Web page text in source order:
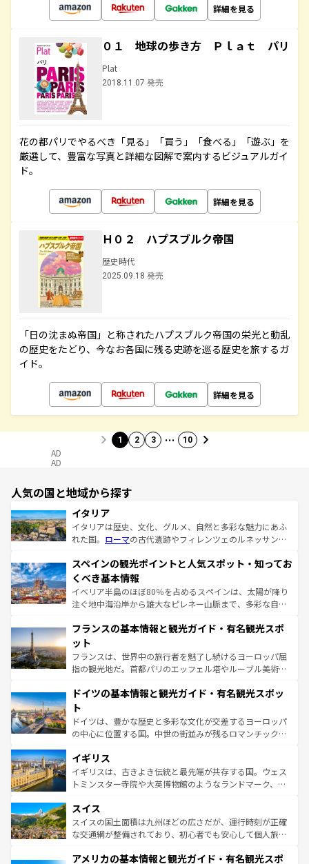
詳細を見る
０１ 地球の歩き方 Ｐｌａｔ パリ
Plat
2018.11.07 発売
花の都パリでやるべき「見る」「買う」「食べる」「遊ぶ」を
厳選して、豊富な写真と詳細な図解で案内するビジュアルガイ
ド。
詳細を見る
Ｈ０２ ハプスブルク帝国
歴史時代
2025.09.18 発売
「日の沈まぬ帝国」と称されたハプスブルク帝国の栄光と動乱
の歴史をたどり、今なお各国に残る史跡を巡る歴史を旅するガ
イド。
詳細を見る
1 2 3 … 10
AD
AD
人気の国と地域から探す
イタリア
イタリアは歴史、文化、グルメ、自然と多彩な魅力にあふ
れた国。 ローマの古代遺跡やフィレンツェのルネッサンス
ろん、トスカーナの美しい田園風景やアマルフィ海岸の絶
景など、自然景観も見逃せない。観光の合間には、本場の
ピザやパスタなど、絶品のイタリア料理を堪能することも
できる。朝目覚めてから夜眠るまで、すべての瞬間を楽し
なお、新着のイタリア情報はコンテンツ一覧を参照してほ
しい。
スペインの観光ポイントと人気スポット・知ってお
くべき基本情報
イベリア半島のほぼ80％を占めるスペインは、太陽が降り
注ぐ地中海沿岸から雄大なピレネー山脈まで、多彩な自然
文化が根付くこの国では、情熱的なフラメンコ、熱気あふ
れる闘牛、そして美味しいタパスが生活の一部となってい
る。首都マドリードの洗練された雰囲気や、バルセロナの
アートに溢れた街角から、地方では古代ローマ遺跡や中世
せる。地方によって風土や気候が異なるスペインはその個
ンテンツ一覧 を参照してほしい。
フランスの基本情報と観光ガイド・有名観光スポ
ット
フランスは、世界中の旅行者を魅了し続けるヨーロッパ屈
指の観光地だ。首都パリのエッフェル塔やルーブル美術館
で、幅広い魅力が詰まっている。華麗な宮殿、歴史的な大
聖堂、美しいビーチ、そして豊かな自然が、訪れる者を心
から魅了する。また、フランスは美食の国としても知ら
れ、フランス料理はユネスコ無形文化遺産にも登録されて
香り高いラベンダー畑など、多彩な楽しみ方が可能だ。さ
らに、パリ以外の地域にも魅力が溢れており、どの街角に
も豊かな歴史と文化が息づいている。パリ以外の個性あふ
を参照してほしい。
ドイツの基本情報と観光ガイド・有名観光スポッ
ト
ドイツは、豊かな歴史と多彩な文化が交差するヨーロッパ
の中心に位置する国。中世の街並みが残るロマンチック街
顔を持つこの国は、どこを歩いても飽きることがない。ベ
ルリンの文化的活気、バイエルン州のアルプスの絶景、そ
してライン川沿いのワイン畑といった風景は必見。ビール
は、お酒好きな人にはぜひ体験してほしい。 なお、新着の
ドイツ情報はコンテンツ一覧を参照してほしい。
イギリス
イギリスは、古きよき伝統と最先端が共存する国。ウェス
トミンスター寺院や大英博物館のようなランドマーク、歴
リアごとに異なる魅力がある。また、優雅なアフタヌーン
ティー、ビール好きにはたまらない英国パブ、サッカー観
戦など、本場だからこそできる体験も豊富。イギリスを旅
ンツ一覧を参照してほしい。
スイス
スイスの国土面積は九州ほどの広さだが、運行時刻が正確
な交通網が整備されており、初心者でも安心して個人旅行
の建物がそのまま残る町や、スイスならではのユニークな
アメリカの基本情報と観光ガイド・有名観光スポ